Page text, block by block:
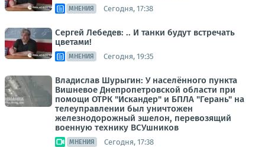
МНЕНИЯ Сегодня, 17:38
Сергей Лебедев: .. И танки будут встречать
цветами!
МНЕНИЯ Сегодня, 19:35
Владислав Шурыгин: У населённого пункта
Вишневое Днепропетровской области при
помощи ОТРК "Искандер" и БПЛА "Герань" на
телеуправлении был уничтожен
железнодорожный эшелон, перевозящий
военную технику ВСУшников
МНЕНИЯ Сегодня, 17:38